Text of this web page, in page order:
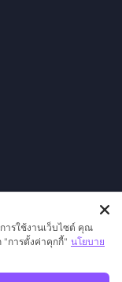
ารใช้งานเว็บไซต์ คุณ
"การตั้งค่าคุกกี้" นโยบาย